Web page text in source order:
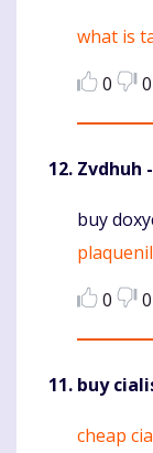
what is
0
0
Zvdhuh
buy
0
0
buy
cheap